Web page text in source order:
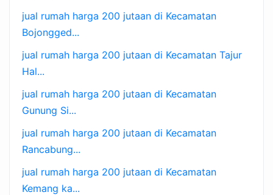
jual rumah harga 200 jutaan di Kecamatan
Bojongged...
jual rumah harga 200 jutaan di Kecamatan Tajur
Hal...
jual rumah harga 200 jutaan di Kecamatan
Gunung Si...
jual rumah harga 200 jutaan di Kecamatan
Rancabung...
jual rumah harga 200 jutaan di Kecamatan
Kemang ka...